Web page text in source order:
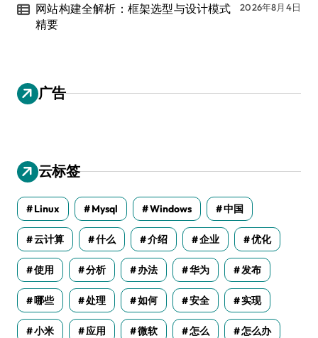
网站构建全解析：框架选型与设计模式
精要
2026年8月4日
广告
云标签
Linux Mysql Windows 中国
云计算 什么 介绍 企业 优化
使用 分析 办法 华为 发布
哪些 处理 如何 安全 实现
小米 应用 微软 怎么 怎么办